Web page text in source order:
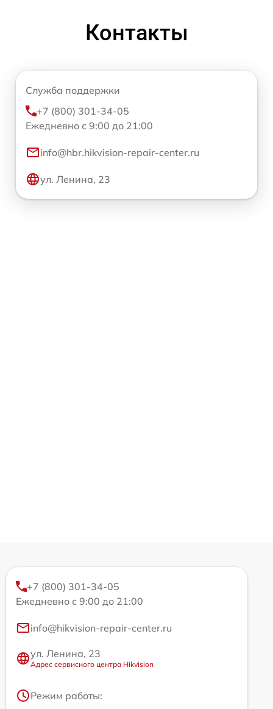
Контакты
Служба поддержки
+7 (800) 301-34-05
Ежедневно с 9:00 до 21:00
info@hbr.hikvision-repair-center.ru
ул. Ленина, 23
+7 (800) 301-34-05
Ежедневно с 9:00 до 21:00
info@hikvision-repair-center.ru
ул. Ленина, 23
Адрес сервисного центра Hikvision
Режим работы: